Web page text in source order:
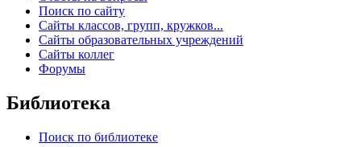
Поиск по сайту
Сайты классов, групп, кружков...
Сайты образовательных учреждений
Сайты коллег
Форумы
Библиотека
Поиск по библиотеке